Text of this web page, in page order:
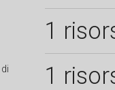
1
di 1